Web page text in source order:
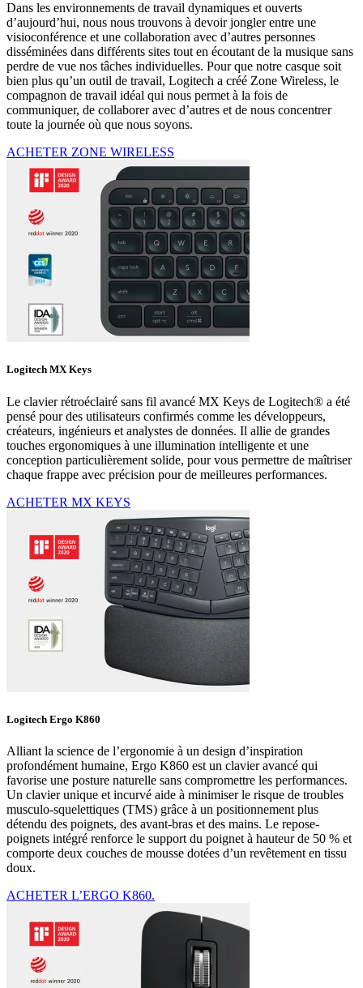
Dans les environnements de travail dynamiques et ouverts
d’aujourd’hui, nous nous trouvons à devoir jongler entre une
visioconférence et une collaboration avec d’autres personnes
disséminées dans différents sites tout en écoutant de la musique sans
perdre de vue nos tâches individuelles. Pour que notre casque soit
bien plus qu’un outil de travail, Logitech a créé Zone Wireless, le
compagnon de travail idéal qui nous permet à la fois de
communiquer, de collaborer avec d’autres et de nous concentrer
toute la journée où que nous soyons.
ACHETER ZONE WIRELESS
Logitech MX Keys
Le clavier rétroéclairé sans fil avancé MX Keys de Logitech® a été
pensé pour des utilisateurs confirmés comme les développeurs,
créateurs, ingénieurs et analystes de données. Il allie de grandes
touches ergonomiques à une illumination intelligente et une
conception particulièrement solide, pour vous permettre de maîtriser
chaque frappe avec précision pour de meilleures performances.
ACHETER MX KEYS
Logitech Ergo K860
Alliant la science de l’ergonomie à un design d’inspiration
profondément humaine, Ergo K860 est un clavier avancé qui
favorise une posture naturelle sans compromettre les performances.
Un clavier unique et incurvé aide à minimiser le risque de troubles
musculo-squelettiques (TMS) grâce à un positionnement plus
détendu des poignets, des avant-bras et des mains. Le repose-
poignets intégré renforce le support du poignet à hauteur de 50 % et
comporte deux couches de mousse dotées d’un revêtement en tissu
doux.
ACHETER L’ERGO K860.